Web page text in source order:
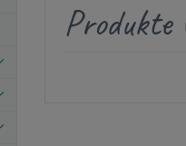
Produkte